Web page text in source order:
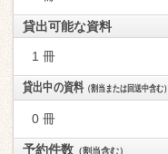
貸出可能な資料
1 冊
貸出中の資料（割当または回送中含む）
0 冊
予約件数 （割当含む）